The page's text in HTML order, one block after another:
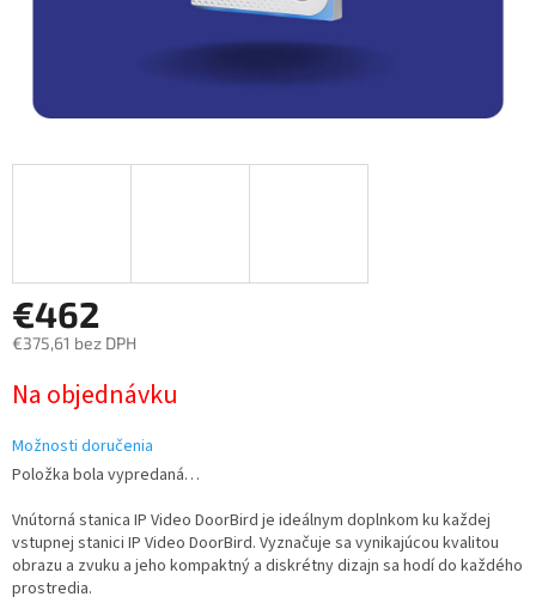
€462
€375,61 bez DPH
cena:
Na objednávku
Možnosti doručenia
Položka bola vypredaná…
Vnútorná stanica IP Video DoorBird je ideálnym doplnkom ku každej
vstupnej stanici IP Video DoorBird. Vyznačuje sa vynikajúcou kvalitou
obrazu a zvuku a jeho kompaktný a diskrétny dizajn sa hodí do každého
prostredia.